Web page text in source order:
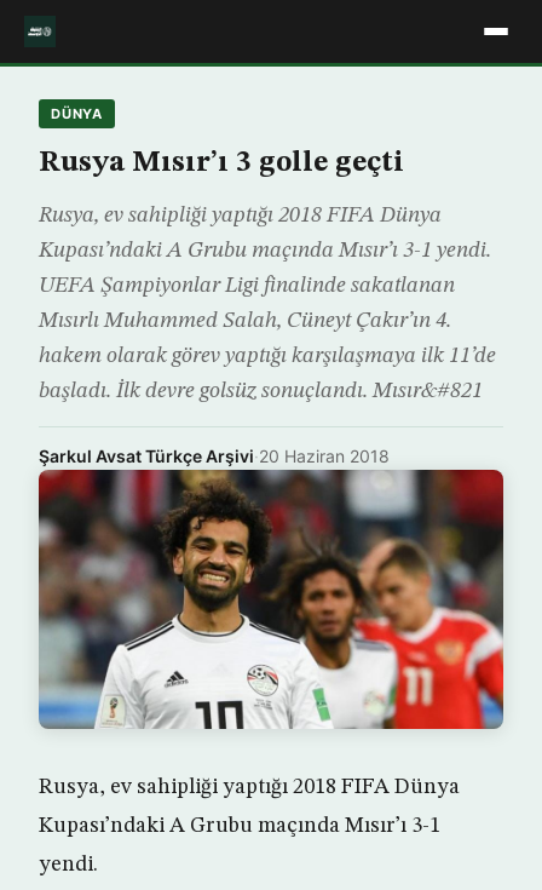
DÜNYA
Rusya Mısır’ı 3 golle geçti
Rusya, ev sahipliği yaptığı 2018 FIFA Dünya
Kupası’ndaki A Grubu maçında Mısır’ı 3-1 yendi.
UEFA Şampiyonlar Ligi finalinde sakatlanan
Mısırlı Muhammed Salah, Cüneyt Çakır’ın 4.
hakem olarak görev yaptığı karşılaşmaya ilk 11’de
başladı. İlk devre golsüz sonuçlandı. Mısır&#821
Şarkul Avsat Türkçe Arşivi·20 Haziran 2018
Rusya, ev sahipliği yaptığı 2018 FIFA Dünya
Kupası’ndaki A Grubu maçında Mısır’ı 3-1
yendi.